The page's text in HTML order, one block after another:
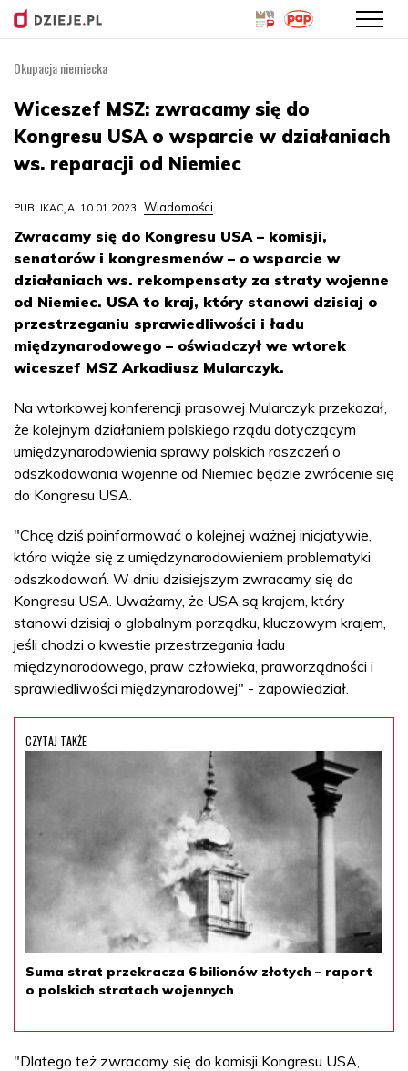
treści
Okupacja niemiecka
Wiceszef MSZ: zwracamy się do
Kongresu USA o wsparcie w działaniach
ws. reparacji od Niemiec
PUBLIKACJA: 10.01.2023 Wiadomości
Zwracamy się do Kongresu USA – komisji,
senatorów i kongresmenów – o wsparcie w
działaniach ws. rekompensaty za straty wojenne
od Niemiec. USA to kraj, który stanowi dzisiaj o
przestrzeganiu sprawiedliwości i ładu
międzynarodowego – oświadczył we wtorek
wiceszef MSZ Arkadiusz Mularczyk.
Na wtorkowej konferencji prasowej Mularczyk przekazał,
że kolejnym działaniem polskiego rządu dotyczącym
umiędzynarodowienia sprawy polskich roszczeń o
odszkodowania wojenne od Niemiec będzie zwrócenie się
do Kongresu USA.
"Chcę dziś poinformować o kolejnej ważnej inicjatywie,
która wiąże się z umiędzynarodowieniem problematyki
odszkodowań. W dniu dzisiejszym zwracamy się do
Kongresu USA. Uważamy, że USA są krajem, który
stanowi dzisiaj o globalnym porządku, kluczowym krajem,
jeśli chodzi o kwestie przestrzegania ładu
międzynarodowego, praw człowieka, praworządności i
sprawiedliwości międzynarodowej" - zapowiedział.
CZYTAJ TAKŻE
Suma strat przekracza 6 bilionów złotych – raport
o polskich stratach wojennych
"Dlatego też zwracamy się do komisji Kongresu USA,